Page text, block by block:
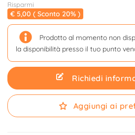
Risparmi
€ 5,00 ( Sconto 20% )
Prodotto al momento non
la disponibilità presso il tuo punto
Richiedi
Aggiungi ai